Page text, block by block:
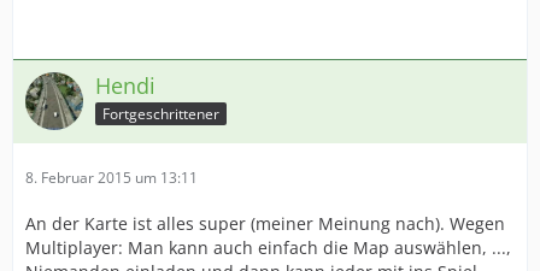
Hendi
Fortgeschrittener
8. Februar 2015 um 13:11
An der Karte ist alles super (meiner Meinung nach). Wegen
Multiplayer: Man kann auch einfach die Map auswählen, ...,